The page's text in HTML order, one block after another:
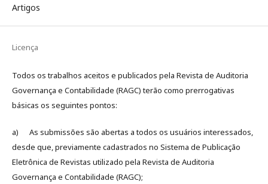
Artigos
Licença
Todos os trabalhos aceitos e publicados pela Revista de Auditoria
Governança e Contabilidade (RAGC) terão como prerrogativas
básicas os seguintes pontos:
a) As submissões são abertas a todos os usuários interessados,
desde que, previamente cadastrados no Sistema de Publicação
Eletrônica de Revistas utilizado pela Revista de Auditoria
Governança e Contabilidade (RAGC);